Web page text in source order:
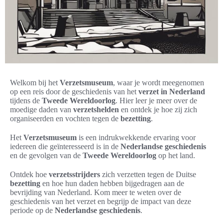
Welkom bij het Verzetsmuseum, waar je wordt meegenomen
op een reis door de geschiedenis van het verzet in Nederland
tijdens de Tweede Wereldoorlog. Hier leer je meer over de
moedige daden van verzetshelden en ontdek je hoe zij zich
organiseerden en vochten tegen de bezetting.
Het Verzetsmuseum is een indrukwekkende ervaring voor
iedereen die geïnteresseerd is in de Nederlandse geschiedenis
en de gevolgen van de Tweede Wereldoorlog op het land.
Ontdek hoe verzetsstrijders zich verzetten tegen de Duitse
bezetting en hoe hun daden hebben bijgedragen aan de
bevrijding van Nederland. Kom meer te weten over de
geschiedenis van het verzet en begrijp de impact van deze
periode op de Nederlandse geschiedenis.